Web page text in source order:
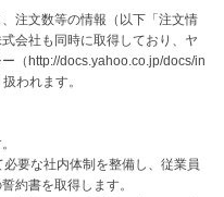
注文数等の情報（以下「注文情
会社も同時に取得しており、ヤ
（http://docs.yahoo.co.jp/docs/in
われます。
要な社内体制を整備し、従業員
約書を取得します。